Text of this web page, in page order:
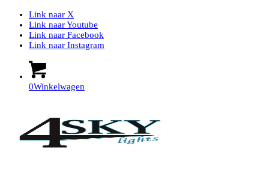
Link naar X
Link naar Youtube
Link naar Facebook
Link naar Instagram
0Winkelwagen